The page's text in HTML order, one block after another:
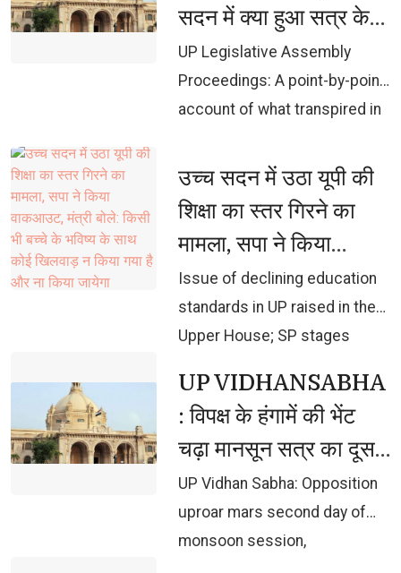
सदन में क्या हुआ सत्र के
तीसरे दिन
UP Legislative Assembly
Proceedings: A point-by-point
account of what transpired in
उच्च सदन में उठा यूपी की
शिक्षा का स्तर गिरने का
मामला, सपा ने किया
वाकआउट, मंत्री बोले:
किसी भी बच्चे के भविष्य के
साथ कोई खिलवाड़ न किया
गया है और ना किया जायेगा
Issue of declining education
standards in UP raised in the
Upper House; SP stages
child's future has been or will
be jeopardized.
UP VIDHANSABHA
: विपक्ष के हंगामें की भेंट
चढ़ा मानसून सत्र का दूसरा
दिन, 59 हजार करोड का
अनुपूरक बजट पेश
UP Vidhan Sabha: Opposition
uproar mars second day of
monsoon session,